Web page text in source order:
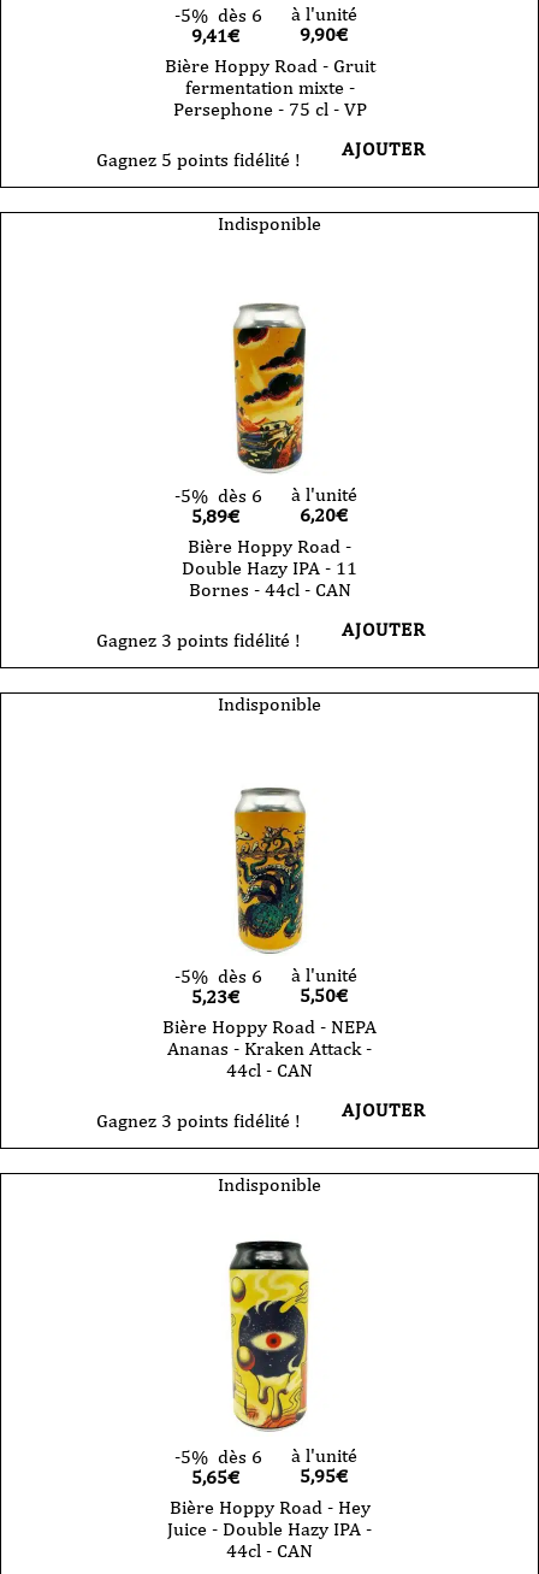
-5% dès 6
9,41€
à l'unité
9,90€
Bière Hoppy Road - Gruit
fermentation mixte -
Persephone - 75 cl - VP
Gagnez 5 points fidélité ! AJOUTER
Indisponible
-5% dès 6
5,89€
à l'unité
6,20€
Bière Hoppy Road -
Double Hazy IPA - 11
Bornes - 44cl - CAN
Gagnez 3 points fidélité ! AJOUTER
Indisponible
-5% dès 6
5,23€
à l'unité
5,50€
Bière Hoppy Road - NEPA
Ananas - Kraken Attack -
44cl - CAN
Gagnez 3 points fidélité ! AJOUTER
Indisponible
-5% dès 6
5,65€
à l'unité
5,95€
Bière Hoppy Road - Hey
Juice - Double Hazy IPA -
44cl - CAN